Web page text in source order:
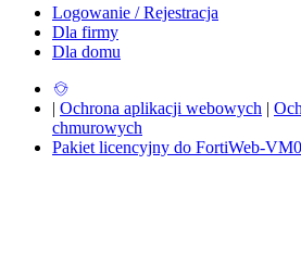
Logowanie / Rejestracja
Dla firmy
Dla domu
| Ochrona aplikacji webowych |
chmurowych
Pakiet licencyjny do FortiWeb-